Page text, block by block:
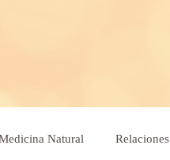
Natural Relaciones